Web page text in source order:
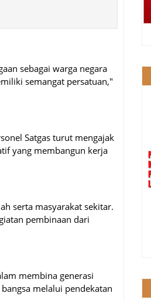
sebagai warga negara
semangat persatuan,"
Satgas turut mengajak
yang membangun kerja
serta masyarakat sekitar.
pembinaan dari
membina generasi
melalui pendekatan